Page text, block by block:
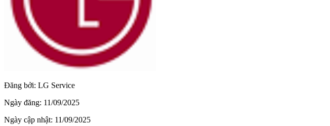
Đăng bởi: LG Service
Ngày đăng: 11/09/2025
Ngày cập nhật: 11/09/2025